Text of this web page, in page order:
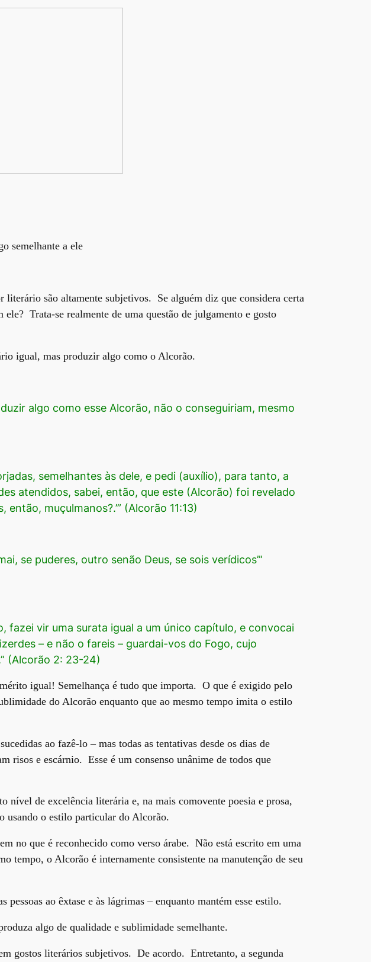
semelhante a ele
são altamente subjetivos. Se alguém diz que considera certa
Trata-se realmente de uma questão de julgamento e gosto
igual, mas produzir algo como o Alcorão.
algo como esse Alcorão, não o conseguiriam, mesmo
semelhantes às dele, e pedi (auxílio), para tanto, a
atendidos, sabei, então, que este (Alcorão) foi revelado
muçulmanos?.’” (Alcorão 11:13)
se puderes, outro senão Deus, se sois verídicos’”
fazei vir uma surata igual a um único capítulo, e convocai
– e não o fareis – guardai-vos do Fogo, cujo
(Alcorão 2: 23-24)
igual! Semelhança é tudo que importa. O que é exigido pelo
do Alcorão enquanto que ao mesmo tempo imita o estilo
ao fazê-lo – mas todas as tentativas desde os dias de
risos e escárnio. Esse é um consenso unânime de todos que
nível de excelência literária e, na mais comovente poesia e prosa,
usando o estilo particular do Alcorão.
no que é reconhecido como verso árabe. Não está escrito em uma
tempo, o Alcorão é internamente consistente na manutenção de seu
ao êxtase e às lágrimas – enquanto mantém esse estilo.
algo de qualidade e sublimidade semelhante.
gostos literários subjetivos. De acordo. Entretanto, a segunda